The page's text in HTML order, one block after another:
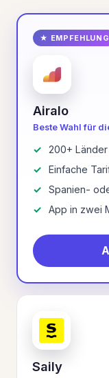
★ EMPFEHLUNG
Airalo
Beste Wahl für
200+
Einfache
Spanien-
App in zwei
Saily